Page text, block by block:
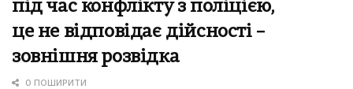
під час конфлікту з поліцією,
це не відповідає дійсності –
зовнішня розвідка
0 ПОШИРИТИ